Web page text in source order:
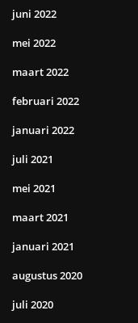
juni 2022
mei 2022
maart 2022
februari 2022
januari 2022
juli 2021
mei 2021
maart 2021
januari 2021
augustus 2020
juli 2020